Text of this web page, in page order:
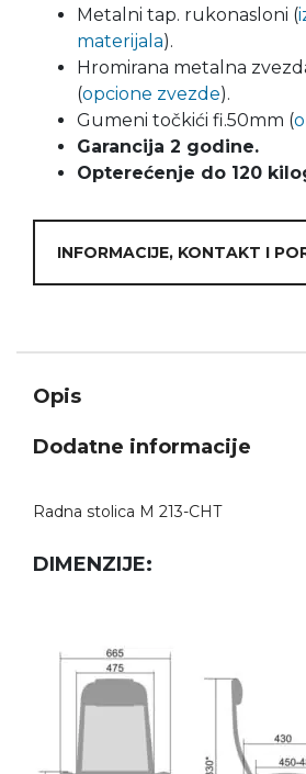
Metalni tap. rukonasloni (
materijala).
Hromirana metalna
(opcione zvezde).
Gumeni točkići fi.50mm (
Garancija 2 godine.
Opterećenje do 120
INFORMACIJE, KONTAKT I
Opis
Dodatne informacije
Radna stolica M 213-CHT
DIMENZIJE: